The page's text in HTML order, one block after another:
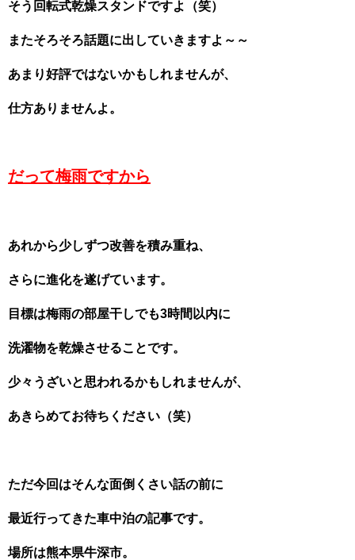
そう回転式乾燥スタンドですよ（笑）
またそろそろ話題に出していきますよ～～
あまり好評ではないかもしれませんが、
仕方ありませんよ。
だって梅雨ですから
あれから少しずつ改善を積み重ね、
さらに進化を遂げています。
目標は梅雨の部屋干しでも3時間以内に
洗濯物を乾燥させることです。
少々うざいと思われるかもしれませんが、
あきらめてお待ちください（笑）
ただ今回はそんな面倒くさい話の前に
最近行ってきた車中泊の記事です。
場所は熊本県牛深市。